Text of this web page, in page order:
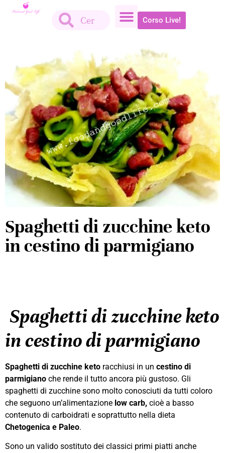
Corso Live!
Spaghetti di zucchine keto
in cestino di parmigiano
Spaghetti di zucchine keto
in cestino di parmigiano
Spaghetti di zucchine keto racchiusi in un cestino di
parmigiano che rende il tutto ancora più gustoso. Gli
spaghetti di zucchine sono molto conosciuti da tutti coloro
che seguono un’alimentazione low carb, cioè a basso
contenuto di carboidrati e soprattutto nella dieta
Chetogenica e Paleo.
Sono un valido sostituto dei classici primi piatti anche